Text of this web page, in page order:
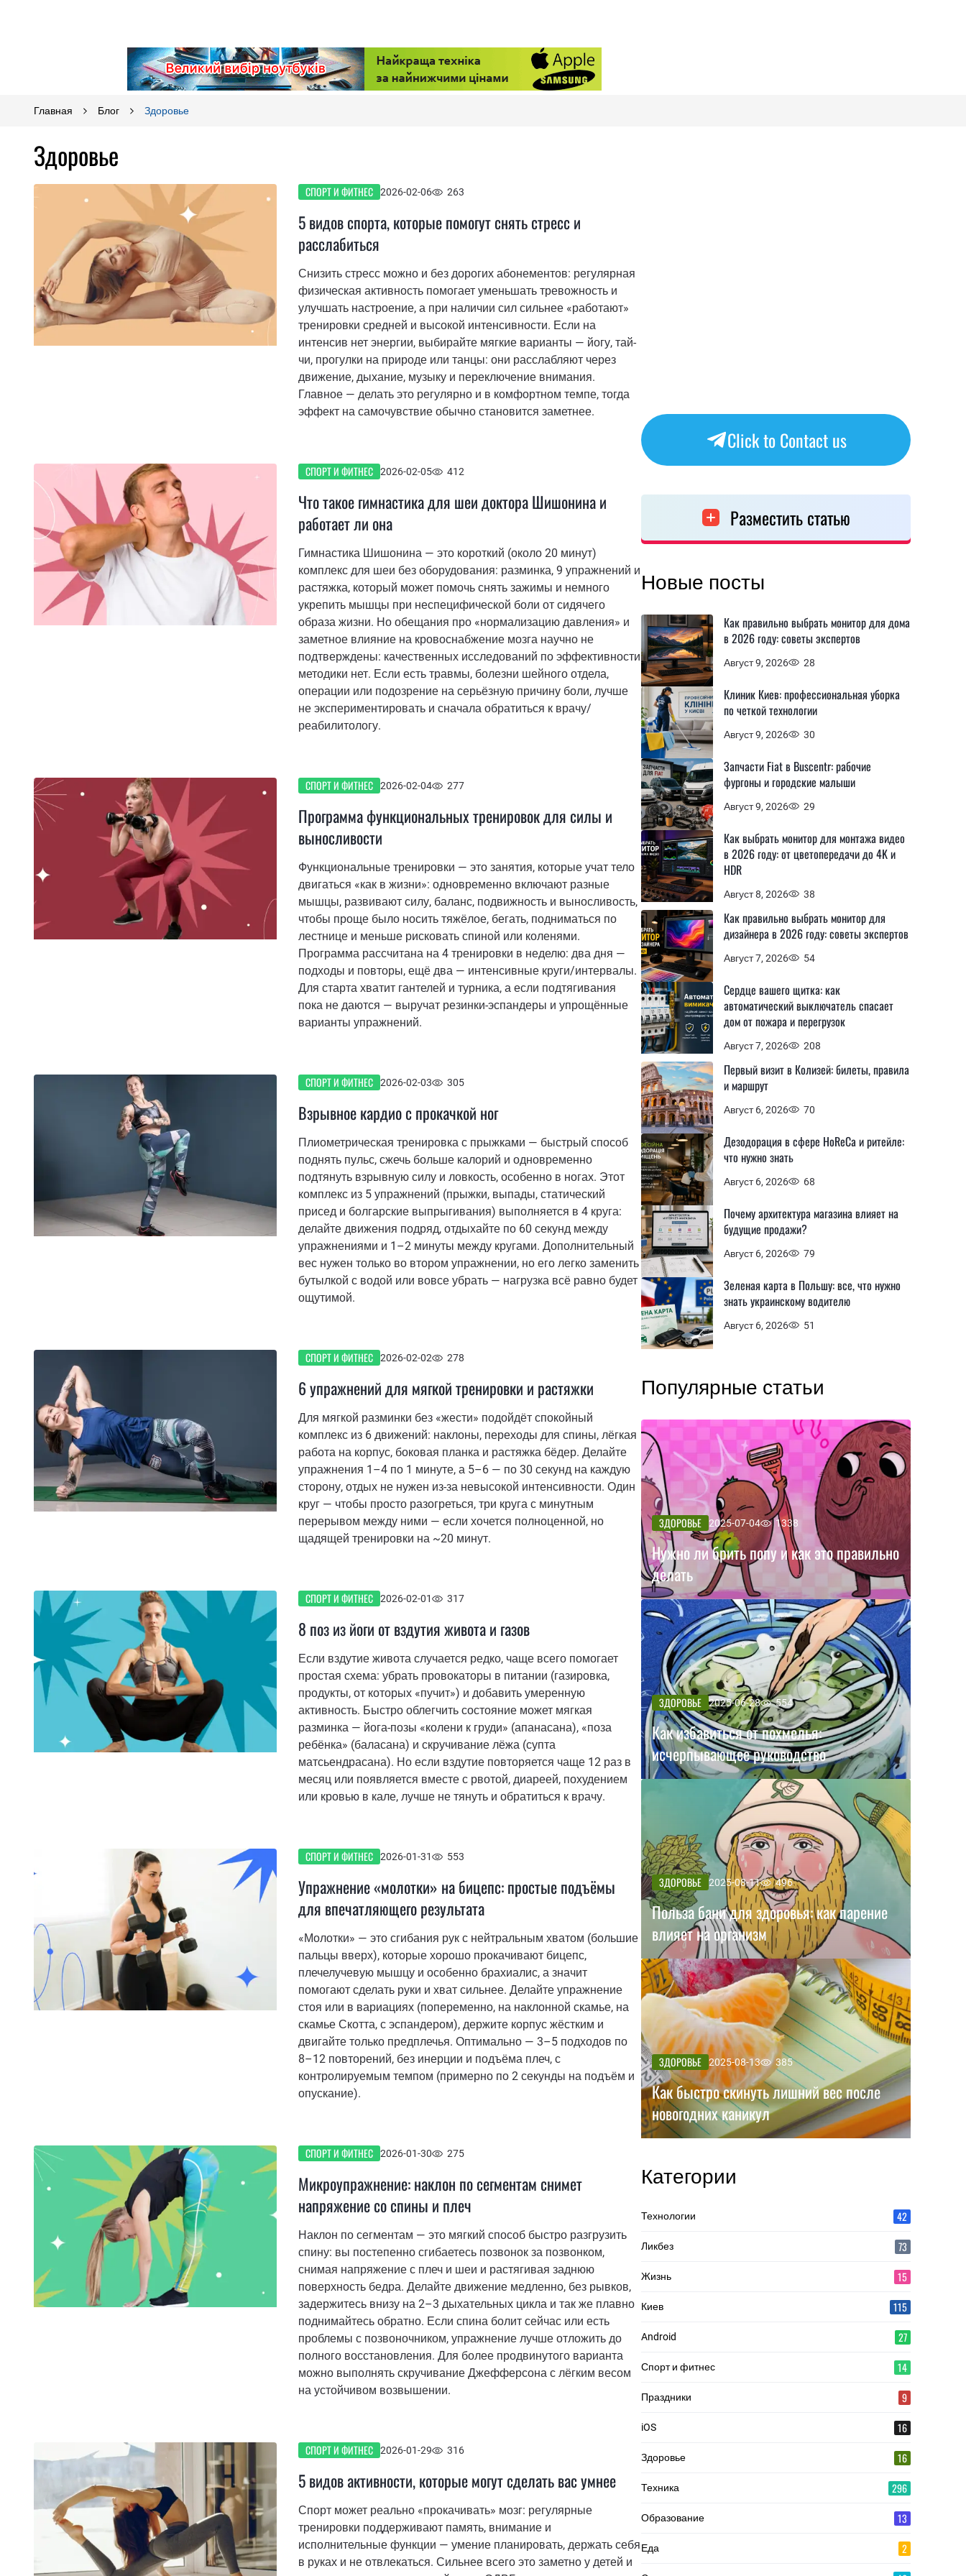
Главная Блог Здоровье
Здоровье
СПОРТ И ФИТНЕС 2026-02-06 263
5 видов спорта, которые помогут снять стресс и
расслабиться
Снизить стресс можно и без дорогих абонементов: регулярная
физическая активность помогает уменьшать тревожность и
улучшать настроение, а при наличии сил сильнее «работают»
тренировки средней и высокой интенсивности. Если на
интенсив нет энергии, выбирайте мягкие варианты — йогу, тай-
чи, прогулки на природе или танцы: они расслабляют через
движение, дыхание, музыку и переключение внимания.
Главное — делать это регулярно и в комфортном темпе, тогда
эффект на самочувствие обычно становится заметнее.
СПОРТ И ФИТНЕС 2026-02-05 412
Что такое гимнастика для шеи доктора Шишонина и
работает ли она
Гимнастика Шишонина — это короткий (около 20 минут)
комплекс для шеи без оборудования: разминка, 9 упражнений и
растяжка, который может помочь снять зажимы и немного
укрепить мышцы при неспецифической боли от сидячего
образа жизни. Но обещания про «нормализацию давления» и
заметное влияние на кровоснабжение мозга научно не
подтверждены: качественных исследований по эффективности
методики нет. Если есть травмы, болезни шейного отдела,
операции или подозрение на серьёзную причину боли, лучше
не экспериментировать и сначала обратиться к врачу/
реабилитологу.
СПОРТ И ФИТНЕС 2026-02-04 277
Программа функциональных тренировок для силы и
выносливости
Функциональные тренировки — это занятия, которые учат тело
двигаться «как в жизни»: одновременно включают разные
мышцы, развивают силу, баланс, подвижность и выносливость,
чтобы проще было носить тяжёлое, бегать, подниматься по
лестнице и меньше рисковать спиной или коленями.
Программа рассчитана на 4 тренировки в неделю: два дня —
подходы и повторы, ещё два — интенсивные круги/интервалы.
Для старта хватит гантелей и турника, а если подтягивания
пока не даются — выручат резинки-эспандеры и упрощённые
варианты упражнений.
СПОРТ И ФИТНЕС 2026-02-03 305
Взрывное кардио с прокачкой ног
Плиометрическая тренировка с прыжками — быстрый способ
поднять пульс, сжечь больше калорий и одновременно
подтянуть взрывную силу и ловкость, особенно в ногах. Этот
комплекс из 5 упражнений (прыжки, выпады, статический
присед и болгарские выпрыгивания) выполняется в 4 круга:
делайте движения подряд, отдыхайте по 60 секунд между
упражнениями и 1–2 минуты между кругами. Дополнительный
вес нужен только во втором упражнении, но его легко заменить
бутылкой с водой или вовсе убрать — нагрузка всё равно будет
ощутимой.
СПОРТ И ФИТНЕС 2026-02-02 278
6 упражнений для мягкой тренировки и растяжки
Для мягкой разминки без «жести» подойдёт спокойный
комплекс из 6 движений: наклоны, переходы для спины, лёгкая
работа на корпус, боковая планка и растяжка бёдер. Делайте
упражнения 1–4 по 1 минуте, а 5–6 — по 30 секунд на каждую
сторону, отдых не нужен из-за невысокой интенсивности. Один
круг — чтобы просто разогреться, три круга с минутным
перерывом между ними — если хочется полноценной, но
щадящей тренировки на ~20 минут.
СПОРТ И ФИТНЕС 2026-02-01 317
8 поз из йоги от вздутия живота и газов
Если вздутие живота случается редко, чаще всего помогает
простая схема: убрать провокаторы в питании (газировка,
продукты, от которых «пучит») и добавить умеренную
активность. Быстро облегчить состояние может мягкая
разминка — йога-позы «колени к груди» (апанасана), «поза
ребёнка» (баласана) и скручивание лёжа (супта
матсьендрасана). Но если вздутие повторяется чаще 12 раз в
месяц или появляется вместе с рвотой, диареей, похудением
или кровью в кале, лучше не тянуть и обратиться к врачу.
СПОРТ И ФИТНЕС 2026-01-31 553
Упражнение «молотки» на бицепс: простые подъёмы
для впечатляющего результата
«Молотки» — это сгибания рук с нейтральным хватом (большие
пальцы вверх), которые хорошо прокачивают бицепс,
плечелучевую мышцу и особенно брахиалис, а значит
помогают сделать руки и хват сильнее. Делайте упражнение
стоя или в вариациях (попеременно, на наклонной скамье, на
скамье Скотта, с эспандером), держите корпус жёстким и
двигайте только предплечья. Оптимально — 3–5 подходов по
8–12 повторений, без инерции и подъёма плеч, с
контролируемым темпом (примерно по 2 секунды на подъём и
опускание).
СПОРТ И ФИТНЕС 2026-01-30 275
Микроупражнение: наклон по сегментам снимет
напряжение со спины и плеч
Наклон по сегментам — это мягкий способ быстро разгрузить
спину: вы постепенно сгибаетесь позвонок за позвонком,
снимая напряжение с плеч и шеи и растягивая заднюю
поверхность бедра. Делайте движение медленно, без рывков,
задержитесь внизу на 2–3 дыхательных цикла и так же плавно
поднимайтесь обратно. Если спина болит сейчас или есть
проблемы с позвоночником, упражнение лучше отложить до
полного восстановления. Для более продвинутого варианта
можно выполнять скручивание Джефферсона с лёгким весом
на устойчивом возвышении.
СПОРТ И ФИТНЕС 2026-01-29 316
5 видов активности, которые могут сделать вас умнее
Спорт может реально «прокачивать» мозг: регулярные
тренировки поддерживают память, внимание и
исполнительные функции — умение планировать, держать себя
в руках и не отвлекаться. Сильнее всего это заметно у детей и
Click to Contact us
Разместить статью
Новые посты
Август 9, 2026 28
Как правильно выбрать монитор для дома
в 2026 году: советы экспертов
Август 9, 2026 30
Клиник Киев: профессиональная уборка
по четкой технологии
Август 9, 2026 29
Запчасти Fiat в Buscentr: рабочие
фургоны и городские малыши
Август 8, 2026 38
Как выбрать монитор для монтажа видео
в 2026 году: от цветопередачи до 4K и
HDR
Август 7, 2026 54
Как правильно выбрать монитор для
дизайнера в 2026 году: советы экспертов
Август 7, 2026 208
Сердце вашего щитка: как
автоматический выключатель спасает
дом от пожара и перегрузок
Август 6, 2026 70
Первый визит в Колизей: билеты, правила
и маршрут
Август 6, 2026 68
Дезодорация в сфере HoReCa и ритейле:
что нужно знать
Август 6, 2026 79
Почему архитектура магазина влияет на
будущие продажи?
Август 6, 2026 51
Зеленая карта в Польшу: все, что нужно
знать украинскому водителю
Популярные статьи
ЗДОРОВЬЕ 2025-07-04 1338
Нужно ли брить попу и как это правильно
делать
ЗДОРОВЬЕ 2025-06-28 554
Как избавиться от похмелья:
исчерпывающее руководство
ЗДОРОВЬЕ 2025-08-11 496
Польза бани для здоровья: как парение
влияет на организм
ЗДОРОВЬЕ 2025-08-13 385
Как быстро скинуть лишний вес после
новогодних каникул
Категории
Технологии 42
Ликбез 73
Жизнь 15
Киев 115
Android 27
Спорт и фитнес 14
Праздники 9
iOS 16
Здоровье 16
Техника 296
Образование 13
Еда 2